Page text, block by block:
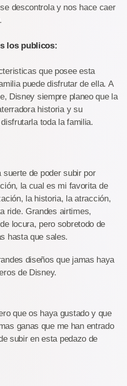
descontrola y nos hace caer
los publicos:
que posee esta
puede disfrutar de ella. A
Disney siempre planeo que la
historia y su
toda la familia.
suerte de poder subir por
la cual es mi favorita de
la historia, la atracción,
ride. Grandes airtimes,
locura, pero sobretodo de
hasta que sales.
diseños que jamas haya
de Disney.
que os haya gustado y que
ganas que me han entrado
subir en esta pedazo de